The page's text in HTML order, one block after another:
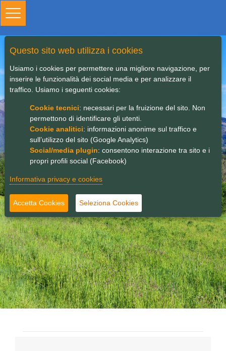
Toggle
Incontro per la
presentazione della
nuova strategia di
sviluppo locale 2023 -
2027 - convergenza sui
giovani - nuove
opportunità di
finanziamento.
Questo sito web utilizza i cookies
Usiamo i cookies per permettere una migliore navigazione, per
inserire le funzionalità dei social media e per analizzare il
traffico. Usiamo i seguenti cookies:
Cookie tecnici: necessari per la fruizione del sito. Non
permettono di identificare gli utenti.
Cookie analitici: informazioni anonime sul traffico e
sull’utilizzo del sito (Google Analytics)
Social/media plugin: consentono interazione tra sito e i
propri profili social (Facebook)
Informativa privacy e cookies
Accetta Cookies Seleziona Cookies